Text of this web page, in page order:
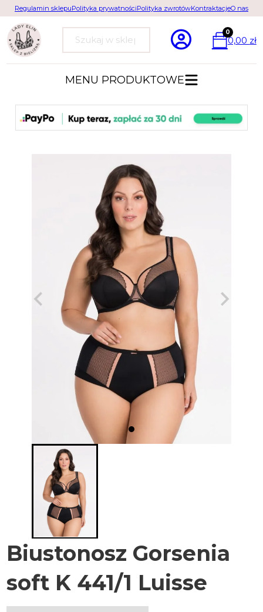
Regulamin sklepuPolityka prywatnościPolityka zwrotówKontraktacjeO nas
Szukaj
0
0,00 zł
MENU PRODUKTOWE
Biustonosz Gorsenia
soft K 441/1 Luisse